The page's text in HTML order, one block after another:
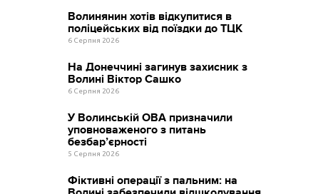
Волинянин хотів відкупитися в
поліцейських від поїздки до ТЦК
6 Серпня 2026
На Донеччині загинув захисник з
Волині Віктор Сашко
6 Серпня 2026
У Волинській ОВА призначили
уповноваженого з питань
безбар’єрності
5 Серпня 2026
Фіктивні операції з пальним: на